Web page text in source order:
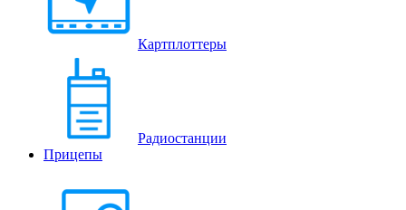
Картплоттеры
Радиостанции
Прицепы